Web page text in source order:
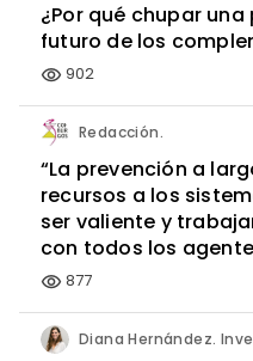
¿Por qué chupar
futuro de los
visibility 902
Redacción.
“La prevención a
recursos a los
ser valiente y
con todos los
visibility 877